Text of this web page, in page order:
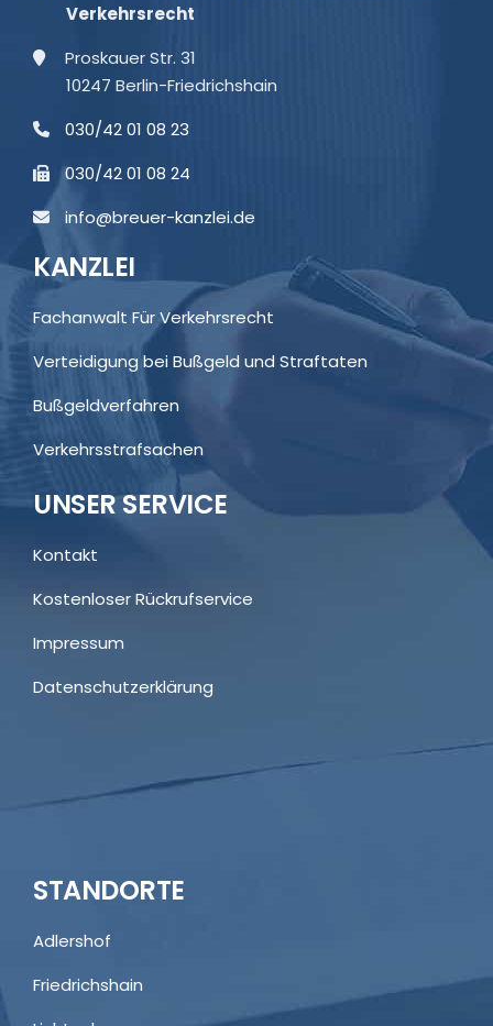
Verkehrsrecht
Proskauer Str. 31
10247 Berlin-Friedrichshain
030/42 01 08 23
030/42 01 08 24
info@breuer-kanzlei.de
KANZLEI
Fachanwalt Für Verkehrsrecht
Verteidigung bei Bußgeld und Straftaten
Bußgeldverfahren
Verkehrsstrafsachen
UNSER SERVICE
Kontakt
Kostenloser Rückrufservice
Impressum
Datenschutzerklärung
STANDORTE
Adlershof
Friedrichshain